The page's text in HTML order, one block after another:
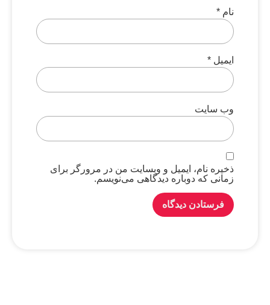
نام *
ایمیل *
وب‌ سایت
ذخیره نام، ایمیل و وبسایت من در مرورگر برای
زمانی که دوباره دیدگاهی می‌نویسم.